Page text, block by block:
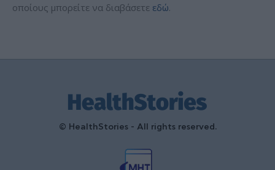
οποίους μπορείτε να διαβάσετε εδώ.
© HealthStories - All rights reserved.